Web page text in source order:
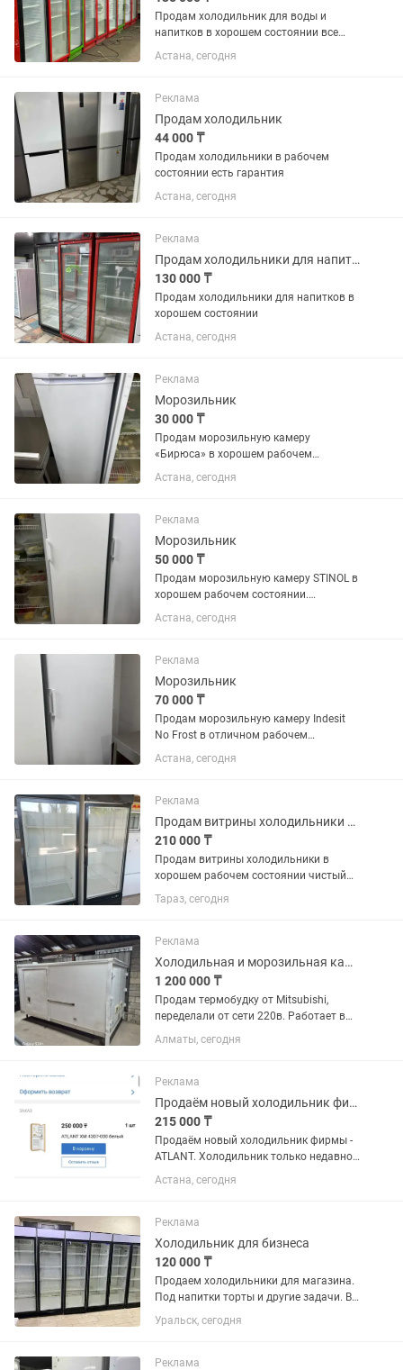
Продам холодильник для воды и
напитков в хорошем состоянии все
работает без дефектов
Астана, сегодня
Реклама
Продам холодильник
44 000 ₸
Продам холодильники в рабочем
состоянии есть гарантия
Астана, сегодня
Реклама
Продам холодильники для напитков в хорошем состоянии
130 000 ₸
Продам холодильники для напитков в
хорошем состоянии
Астана, сегодня
Реклама
Морозильник
30 000 ₸
Продам морозильную камеру
«Бирюса» в хорошем рабочем
состоянии. Полностью исправна,
отлично морозит, работает без
наличии. Подходит для дома,
магазина, кафе или...
Астана, сегодня
Реклама
Морозильник
50 000 ₸
Продам морозильную камеру STINOL в
хорошем рабочем состоянии.
Полностью исправна, отлично
морозит, работает тихо. Все полки и
дома, магазина или дачи.
Производитель:...
Астана, сегодня
Реклама
Морозильник
70 000 ₸
Продам морозильную камеру Indesit
No Frost в отличном рабочем
состоянии. Полностью исправна,
хорошо морозит, работает тихо.
требуется. Чистая, без посторонних...
Астана, сегодня
Реклама
Продам витрины холодильники в хорошем рабочем состоянии чистый
210 000 ₸
Продам витрины холодильники в
хорошем рабочем состоянии чистый
цена за каждый по 250 тысяч
Тараз, сегодня
Реклама
Холодильная и морозильная камера
1 200 000 ₸
Продам термобудку от Mitsubishi,
переделали от сети 220в. Работает в
двух вариантах как плюсовой
холодильник и минусовой
Ауэзовский район, мкр.Достык. Выше
Кар сити....
Алматы, сегодня
Реклама
Продаём новый холодильник фирмы - ATLANT.
215 000 ₸
Продаём новый холодильник фирмы -
ATLANT. Холодильник только недавно
купили. Продаём, в связи с тем что не
подошёл по размеру. Холодильник
установки в кухонный...
Астана, сегодня
Реклама
Холодильник для бизнеса
120 000 ₸
Продаем холодильники для магазина.
Под напитки торты и другие задачи. В
отличном состоянии. В заправке не
нуждаются. Полки полный комплект.
Температура хранения +4...
Уральск, сегодня
Реклама